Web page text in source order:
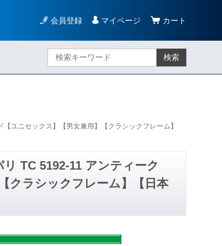
会員登録 マイページ カート
検索
ユニセックス】【男女兼用】【クラシックフレーム】
TC 5192-11 アンティーク
クラシックフレーム】【日本